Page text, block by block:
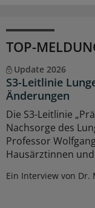
TOP-
Update 2026
S3-Leitlinie
Änderungen
Die S3-Leitlinie
Nachsorge des
Professor
Hausärztinnen
Ein Interview von Dr.